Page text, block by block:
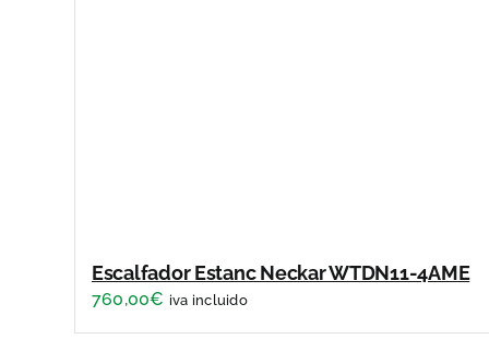
Escalfador Estanc Neckar WTDN11-4AME
760,00€ iva incluido